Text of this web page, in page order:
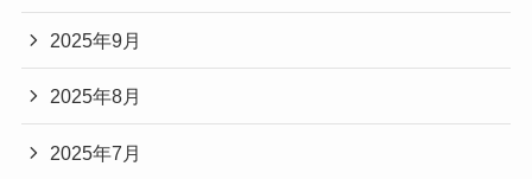
2025年9月
2025年8月
2025年7月